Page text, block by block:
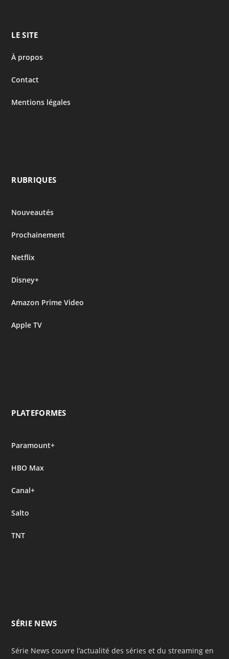
LE SITE
À propos
Contact
Mentions légales
RUBRIQUES
Nouveautés
Prochainement
Netflix
Disney+
Amazon Prime Video
Apple TV
PLATEFORMES
Paramount+
HBO Max
Canal+
Salto
TNT
SÉRIE NEWS
Série News couvre l’actualité des séries et du streaming en